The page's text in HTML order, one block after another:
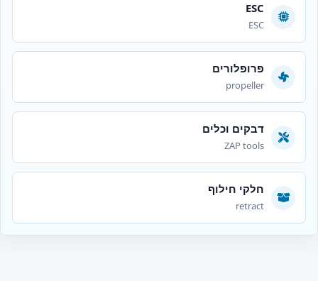
ESC
ESC
פרופלורים
propeller
דבקים וכלים
ZAP tools
חלקי חילוף
retract